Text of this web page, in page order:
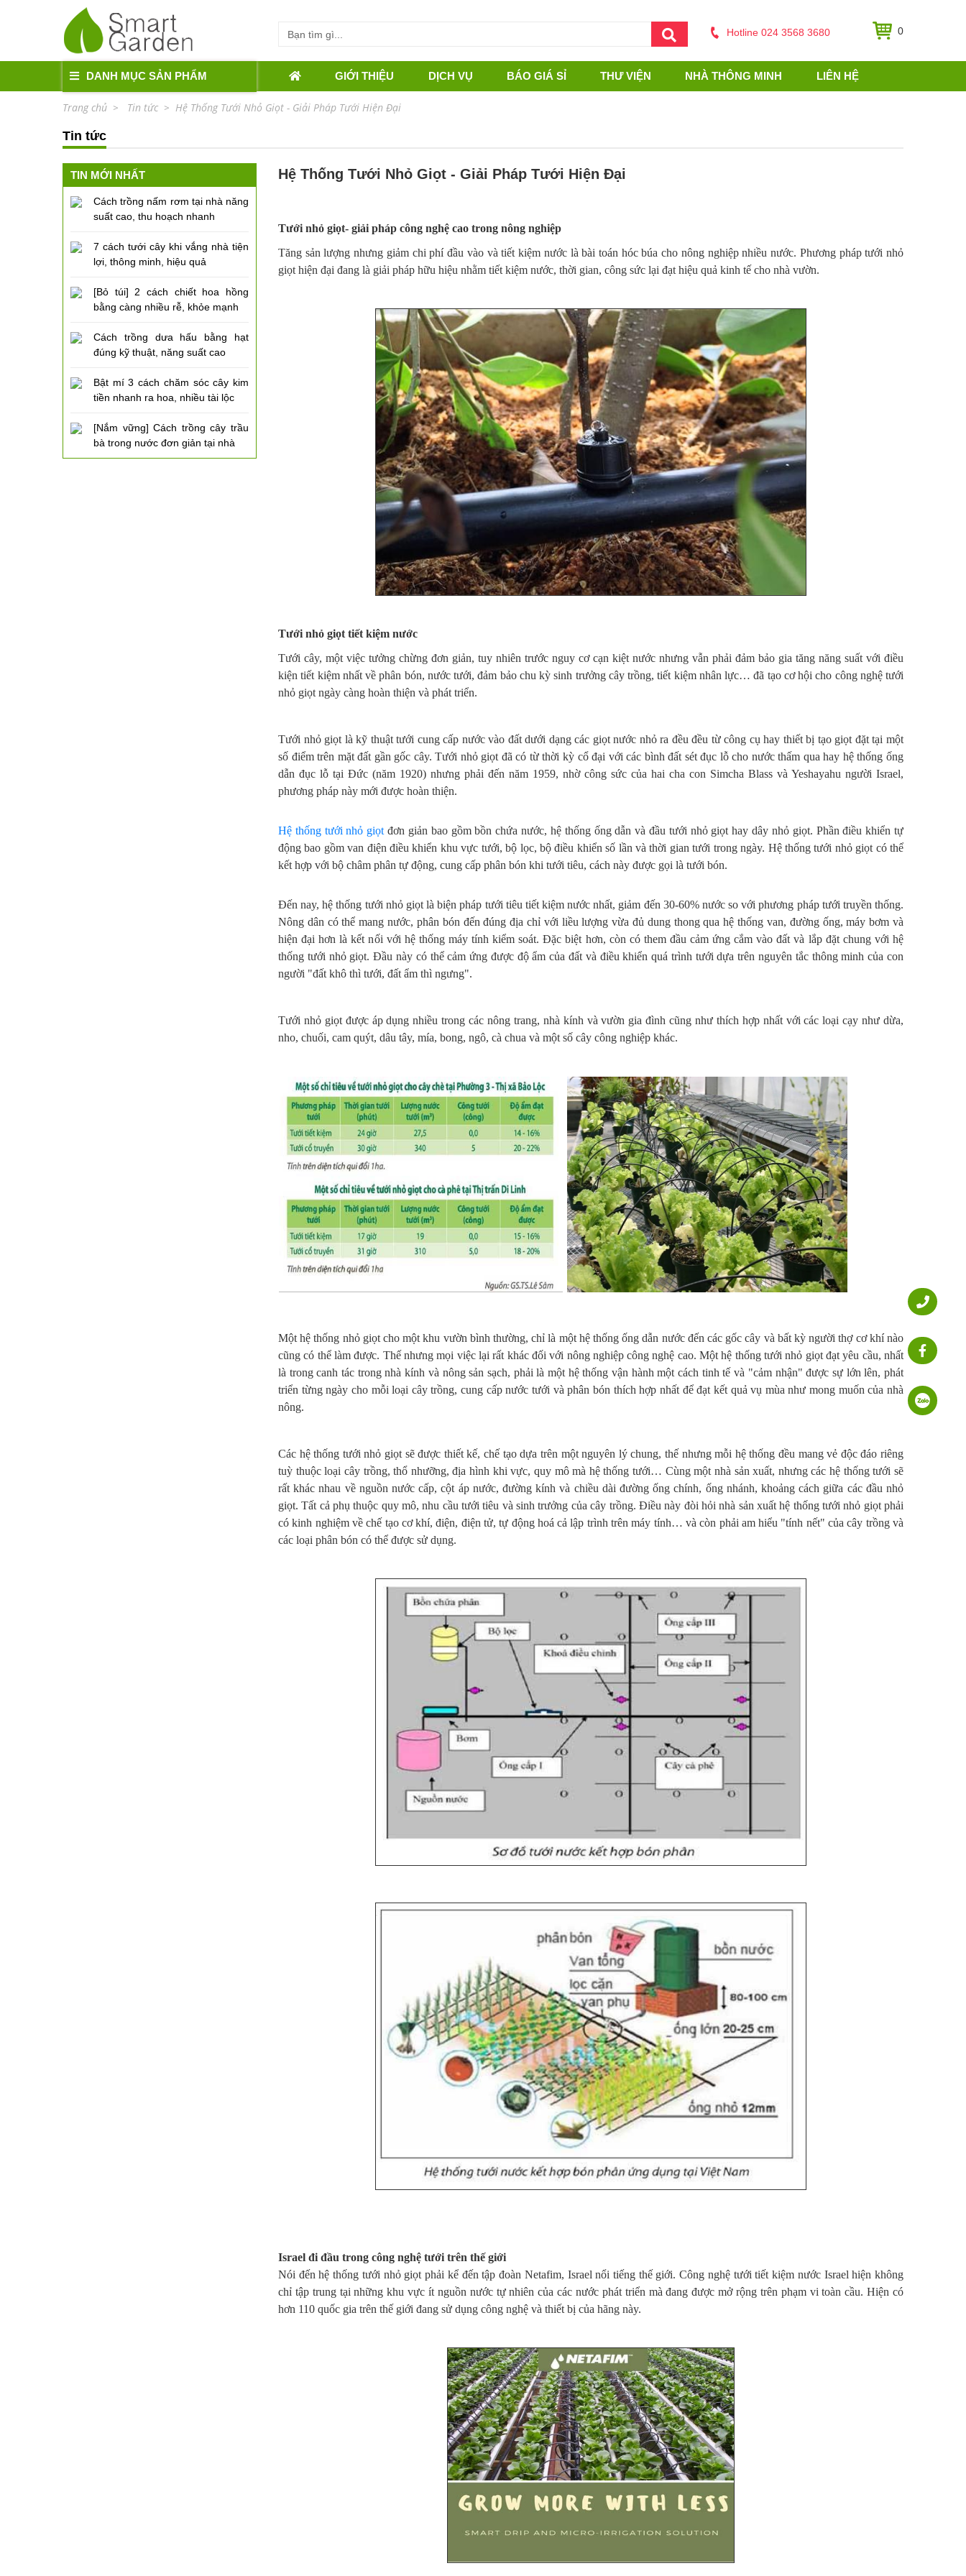
Hotline 024 3568 3680 0
DANH MỤC SẢN PHẨM GIỚI THIỆU DỊCH VỤ BÁO GIÁ SỈ THƯ VIỆN NHÀ THÔNG MINH LIÊN HỆ
Trang chủ Tin tức Hệ Thống Tưới Nhỏ Giọt - Giải Pháp Tưới Hiện Đại
Tin tức
TIN MỚI NHẤT
Cách trồng nấm rơm tại nhà năng
suất cao, thu hoạch nhanh
7 cách tưới cây khi vắng nhà tiện
lợi, thông minh, hiệu quả
[Bỏ túi] 2 cách chiết hoa hồng
bằng càng nhiều rễ, khỏe mạnh
Cách trồng dưa hấu bằng hạt
đúng kỹ thuật, năng suất cao
Bật mí 3 cách chăm sóc cây kim
tiền nhanh ra hoa, nhiều tài lộc
[Nắm vững] Cách trồng cây trầu
bà trong nước đơn giản tại nhà
Hệ Thống Tưới Nhỏ Giọt - Giải Pháp Tưới Hiện Đại
Tưới nhỏ giọt- giải pháp công nghệ cao trong nông nghiệp
Tăng sản lượng nhưng giảm chi phí đầu vào và tiết kiệm nước là bài toán hóc búa cho nông nghiệp nhiều nước. Phương pháp tưới nhỏ
giọt hiện đại đang là giải pháp hữu hiệu nhằm tiết kiệm nước, thời gian, công sức lại đạt hiệu quả kinh tế cho nhà vườn.
Tưới nhỏ giọt tiết kiệm nước
Tưới cây, một việc tưởng chừng đơn giản, tuy nhiên trước nguy cơ cạn kiệt nước nhưng vẫn phải đảm bảo gia tăng năng suất với điều
kiện tiết kiệm nhất về phân bón, nước tưới, đảm bảo chu kỳ sinh trưởng cây trồng, tiết kiệm nhân lực… đã tạo cơ hội cho công nghệ tưới
nhỏ giọt ngày càng hoàn thiện và phát triển.
Tưới nhỏ giọt là kỹ thuật tưới cung cấp nước vào đất dưới dạng các giọt nước nhỏ ra đều đều từ công cụ hay thiết bị tạo giọt đặt tại một
số điểm trên mặt đất gần gốc cây. Tưới nhỏ giọt đã có từ thời kỳ cổ đại với các bình đất sét đục lỗ cho nước thấm qua hay hệ thống ống
dẫn đục lỗ tại Đức (năm 1920) nhưng phải đến năm 1959, nhờ công sức của hai cha con Simcha Blass và Yeshayahu người Israel,
phương pháp này mới được hoàn thiện.
Hệ thống tưới nhỏ giọt đơn giản bao gồm bồn chứa nước, hệ thống ống dẫn và đầu tưới nhỏ giọt hay dây nhỏ giọt. Phần điều khiển tự
động bao gồm van điện điều khiển khu vực tưới, bộ lọc, bộ điều khiển số lần và thời gian tưới trong ngày. Hệ thống tưới nhỏ giọt có thể
kết hợp với bộ châm phân tự động, cung cấp phân bón khi tưới tiêu, cách này được gọi là tưới bón.
Đến nay, hệ thống tưới nhỏ giọt là biện pháp tưới tiêu tiết kiệm nước nhất, giảm đến 30-60% nước so với phương pháp tưới truyền thống.
Nông dân có thể mang nước, phân bón đến đúng địa chỉ với liều lượng vừa đủ dung thong qua hệ thống van, đường ống, máy bơm và
hiện đại hơn là kết nối với hệ thống máy tính kiểm soát. Đặc biệt hơn, còn có them đầu cảm ứng cắm vào đất và lắp đặt chung với hệ
thống tưới nhỏ giọt. Đầu này có thể cảm ứng được độ ẩm của đất và điều khiển quá trình tưới dựa trên nguyên tắc thông minh của con
người "đất khô thì tưới, đất ẩm thì ngưng".
Tưới nhỏ giọt được áp dụng nhiều trong các nông trang, nhà kính và vườn gia đình cũng như thích hợp nhất với các loại cạy như dừa,
nho, chuối, cam quýt, dâu tây, mía, bong, ngô, cà chua và một số cây công nghiệp khác.
Một hệ thống nhỏ giọt cho một khu vườn bình thường, chỉ là một hệ thống ống dẫn nước đến các gốc cây và bất kỳ người thợ cơ khí nào
cũng có thể làm được. Thế nhưng mọi việc lại rất khác đối với nông nghiệp công nghệ cao. Một hệ thống tưới nhỏ giọt đạt yêu cầu, nhất
là trong canh tác trong nhà kính và nông sản sạch, phải là một hệ thống vận hành một cách tinh tế và "cảm nhận" được sự lớn lên, phát
triển từng ngày cho mỗi loại cây trồng, cung cấp nước tưới và phân bón thích hợp nhất để đạt kết quả vụ mùa như mong muốn của nhà
nông.
Các hệ thống tưới nhỏ giọt sẽ được thiết kế, chế tạo dựa trên một nguyên lý chung, thế nhưng mỗi hệ thống đều mang vẻ độc đáo riêng
tuỳ thuộc loại cây trồng, thổ nhưỡng, địa hình khi vực, quy mô mà hệ thống tưới… Cùng một nhà sản xuất, nhưng các hệ thống tưới sẽ
rất khác nhau về nguồn nước cấp, cột áp nước, đường kính và chiều dài đường ống chính, ống nhánh, khoảng cách giữa các đầu nhỏ
giọt. Tất cả phụ thuộc quy mô, nhu cầu tưới tiêu và sinh trưởng của cây trồng. Điều này đòi hỏi nhà sản xuất hệ thống tưới nhỏ giọt phải
có kinh nghiệm về chế tạo cơ khí, điện, điện tử, tự động hoá cả lập trình trên máy tính… và còn phải am hiểu "tính nết" của cây trồng và
các loại phân bón có thể được sử dụng.
Israel đi đầu trong công nghệ tưới trên thế giới
Nói đến hệ thống tưới nhỏ giọt phải kể đến tập đoàn Netafim, Israel nổi tiếng thế giới. Công nghệ tưới tiết kiệm nước Israel hiện không
chỉ tập trung tại những khu vực ít nguồn nước tự nhiên của các nước phát triển mà đang được mở rộng trên phạm vi toàn cầu. Hiện có
hơn 110 quốc gia trên thế giới đang sử dụng công nghệ và thiết bị của hãng này.